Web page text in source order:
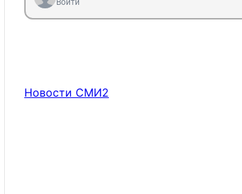
Войти
Новости СМИ2